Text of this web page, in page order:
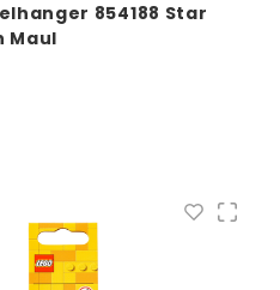
854188 Star
Maul